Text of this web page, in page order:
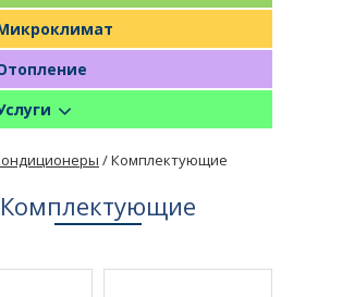
/ Комплектующие
Комплектующие